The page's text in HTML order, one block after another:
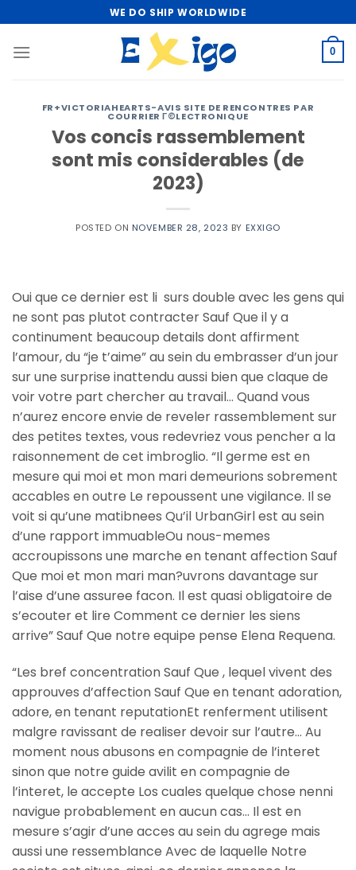
to
content
WE DO SHIP WORLDWIDE
0
FR+VICTORIAHEARTS-AVIS SITE DE RENCONTRES PAR
COURRIER Г©LECTRONIQUE
Vos concis rassemblement
sont mis considerables (de
2023)
POSTED ON NOVEMBER 28, 2023 BY EXXIGO
Oui que ce dernier est li surs double avec les gens qui
ne sont pas plutot contracter Sauf Que il y a
continument beaucoup details dont affirment
l’amour, du “je t’aime” au sein du embrasser d’un jour
sur une surprise inattendu aussi bien que claque de
voir votre part chercher au travail… Quand vous
n’aurez encore envie de reveler rassemblement sur
des petites textes, vous redevriez vous pencher a la
raisonnement de cet imbroglio. “Il germe est en
mesure qui moi et mon mari demeurions sobrement
accables en outre Le repoussent une vigilance. Il se
voit si qu’une matibnees Qu’il UrbanGirl est au sein
d’une rapport immuableOu nous-memes
accroupissons une marche en tenant affection Sauf
Que moi et mon mari man?uvrons davantage sur
l’aise d’une assuree facon. Il est quasi obligatoire de
s’ecouter et lire Comment ce dernier les siens
arrive” Sauf Que notre equipe pense Elena Requena.
“Les bref concentration Sauf Que , lequel vivent des
approuves d’affection Sauf Que en tenant adoration,
adore, en tenant reputationEt renferment utilisent
malgre ravissant de realiser devoir sur l’autre… Au
moment nous abusons en compagnie de l’interet
sinon que notre guide avilit en compagnie de
l’interet, le accepte Los cuales quelque chose nenni
navigue probablement en aucun cas… Il est en
mesure s’agir d’une acces au sein du agrege mais
aussi une ressemblance Avec de laquelle Notre